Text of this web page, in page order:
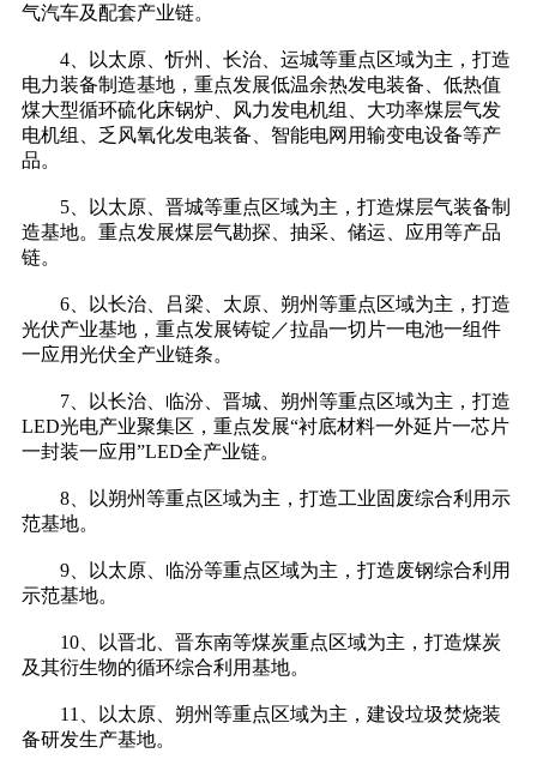
气汽车及配套产业链。
4、以太原、忻州、长治、运城等重点区域为主，打造
电力装备制造基地，重点发展低温余热发电装备、低热值
煤大型循环硫化床锅炉、风力发电机组、大功率煤层气发
电机组、乏风氧化发电装备、智能电网用输变电设备等产
品。
5、以太原、晋城等重点区域为主，打造煤层气装备制
造基地。重点发展煤层气勘探、抽采、储运、应用等产品
链。
6、以长治、吕梁、太原、朔州等重点区域为主，打造
光伏产业基地，重点发展铸锭／拉晶一切片一电池一组件
一应用光伏全产业链条。
7、以长治、临汾、晋城、朔州等重点区域为主，打造
LED光电产业聚集区，重点发展“衬底材料一外延片一芯片
一封装一应用”LED全产业链。
8、以朔州等重点区域为主，打造工业固废综合利用示
范基地。
9、以太原、临汾等重点区域为主，打造废钢综合利用
示范基地。
10、以晋北、晋东南等煤炭重点区域为主，打造煤炭
及其衍生物的循环综合利用基地。
11、以太原、朔州等重点区域为主，建设垃圾焚烧装
备研发生产基地。